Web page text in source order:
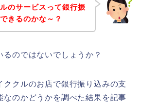
のサービスって銀行振
きるのかな～？
るのではないでしょうか？
ククルのお店で銀行振り込みの支
なのかどうかを調べた結果を記事